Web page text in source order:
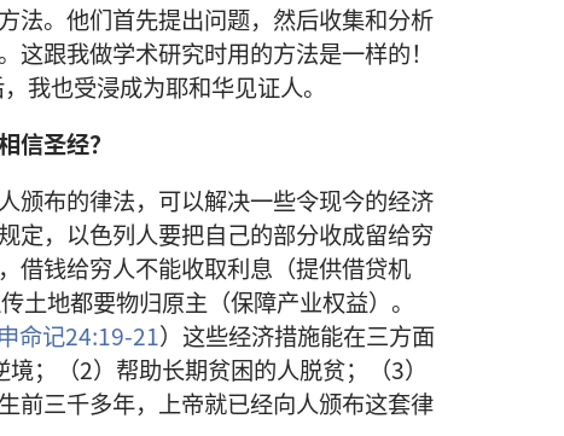
法。他们首先提出问题，然后收集和分析
跟我做学术研究时用的方法是一样的！
我也受浸成为耶和华见证人。
信圣经？
颁布的律法，可以解决一些令现今的经济
定，以色列人要把自己的部分收成留给穷
借钱给穷人不能收取利息（提供借贷机
土地都要物归原主（保障产业权益）。
申命记24:19-21）这些经济措施能在三方面
；（2）帮助长期贫困的人脱贫；（3）
前三千多年，上帝就已经向人颁布这套律